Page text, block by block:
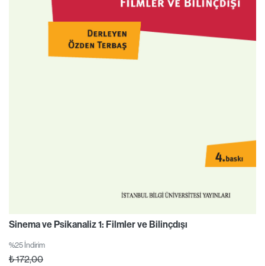
Sinema ve Psikanaliz 1: Filmler ve Bilinçdışı
%25 İndirim
₺172,00